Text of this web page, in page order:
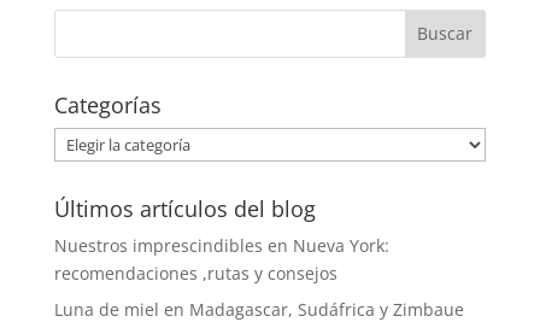
Categorías
Categorías
Últimos artículos del blog
Nuestros imprescindibles en Nueva York:
recomendaciones ,rutas y consejos
Luna de miel en Madagascar, Sudáfrica y Zimbaue